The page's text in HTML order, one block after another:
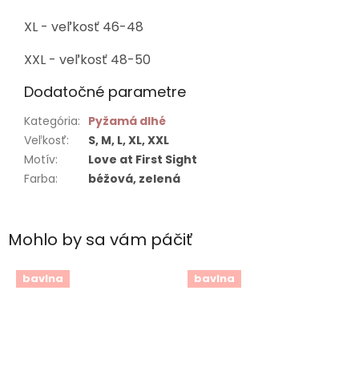
Mohlo by sa vám páčiť
bavlna bavlna
XL - veľkosť 46-48
XXL - veľkosť 48-50
Dodatočné parametre
Kategória: Pyžamá dlhé
Veľkosť:
S, M, L, XL, XXL
Motív:
Love at First Sight
Farba: béžová, zelená